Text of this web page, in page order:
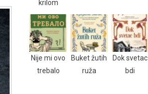
krilom
Nije mi ovo
trebalo
Buket žutih
ruža
Dok svetac
bdi